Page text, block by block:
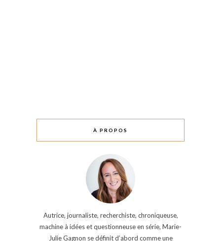
À PROPOS
Autrice, journaliste, recherchiste, chroniqueuse,
machine à idées et questionneuse en série, Marie-
Julie Gagnon se définit d’abord comme une